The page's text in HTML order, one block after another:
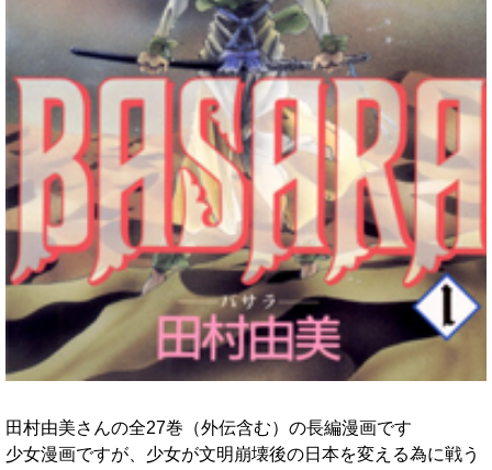
田村由美さんの全27巻（外伝含む）の長編漫画です
少女漫画ですが、少女が文明崩壊後の日本を変える為に戦う